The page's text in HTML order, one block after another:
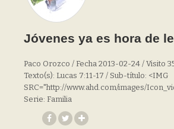
Jóvenes ya es hora de
Paco Orozco / Fecha 2013-02-24 / Visito
Texto(s): Lucas 7:11-17 / Sub-título: <IMG
SRC="http://www.ahd.com/images/
Serie: Familia